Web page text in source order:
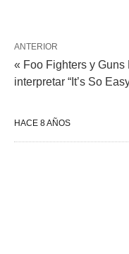
ANTERIOR
« Foo Fighters y Guns
interpretar “It’s So
HACE 8 AÑOS